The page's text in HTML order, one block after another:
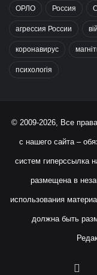
ОРЛО Россия
агрессия России
коронавирус
психологія
© 2009-2026, Все
с нашего сайта –
систем гиперссылка
размещена в
использования
должна быть